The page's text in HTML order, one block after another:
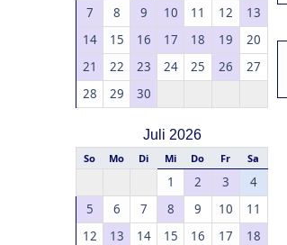
7
8 9 10 11 12
13
14
15 16 17 18 19
20
21
22 23 24 25 26
27
28
29 30
Juli 2026
So Mo Di Mi Do Fr Sa
1 2 3
4
5
6 7 8 9 10
11
12
13 14 15 16 17
18